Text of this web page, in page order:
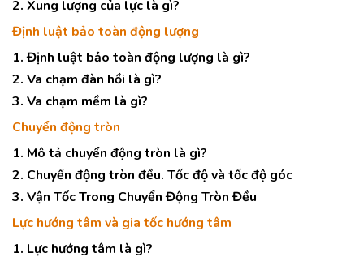
2. Xung lượng của lực là gì?
Định luật bảo toàn động lượng
1. Định luật bảo toàn động lượng là gì?
2. Va chạm đàn hồi là gì?
3. Va chạm mềm là gì?
Chuyển động tròn
1. Mô tả chuyển động tròn là gì?
2. Chuyển động tròn đều. Tốc độ và tốc độ góc
3. Vận Tốc Trong Chuyển Động Tròn Đều
Lực hướng tâm và gia tốc hướng tâm
1. Lực hướng tâm là gì?